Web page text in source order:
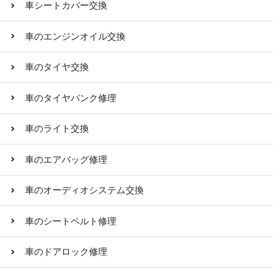
車シートカバー交換
車のエンジンオイル交換
車のタイヤ交換
車のタイヤパンク修理
車のライト交換
車のエアバッグ修理
車のオーディオシステム交換
車のシートベルト修理
車のドアロック修理